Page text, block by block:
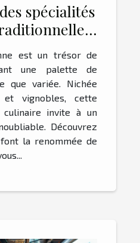
spécialités
est un trésor de
une palette de
que variée. Nichée
et vignobles, cette
invite à un
Découvrez
la renommée de